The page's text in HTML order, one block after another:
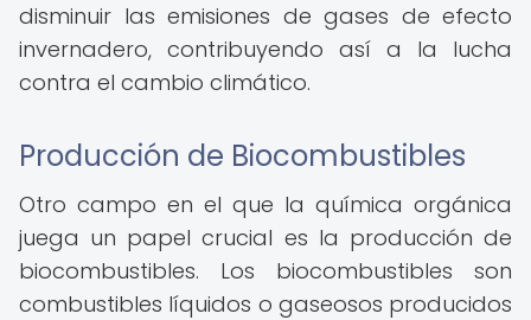
disminuir las emisiones de gases de efecto
invernadero, contribuyendo así a la lucha
contra el cambio climático.
Producción de Biocombustibles
Otro campo en el que la química orgánica
juega un papel crucial es la producción de
biocombustibles. Los biocombustibles son
combustibles líquidos o gaseosos producidos